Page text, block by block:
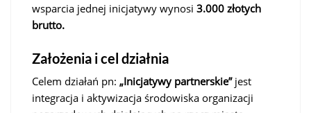
wsparcia jednej inicjatywy wynosi 3.000 złotych
brutto.
Założenia i cel działnia
Celem działań pn: „Inicjatywy partnerskie”jest
integracja i aktywizacja środowiska organizacji